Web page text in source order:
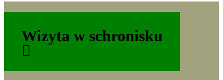
Wizyta w schronisku